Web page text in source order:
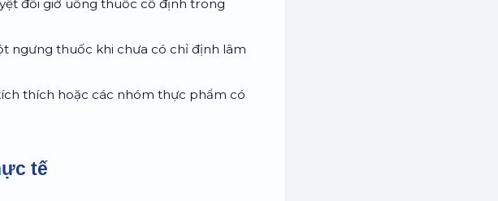
đối giờ uống thuốc cố định trong
ngưng thuốc khi chưa có chỉ định lâm
thích hoặc các nhóm thực phẩm có
tế